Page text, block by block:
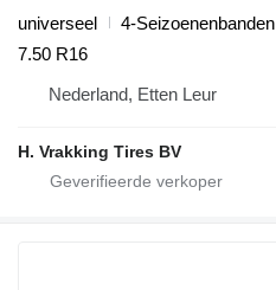
universeel
4-Seizoenenbanden
7.50 R16
Nederland, Etten Leur
H. Vrakking Tires BV